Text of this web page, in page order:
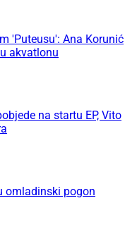
'Puteusu': Ana Korunić
akvatlonu
na startu EP, Vito
omladinski pogon